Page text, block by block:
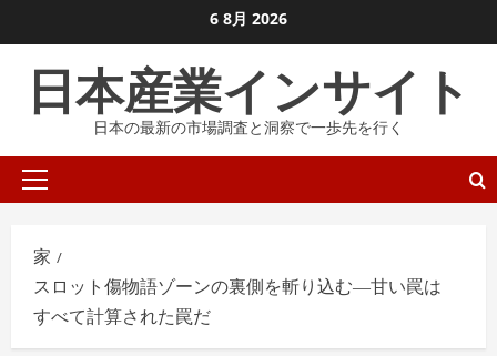
ン
に
ま
6 8月 2026
日本産業インサイト
日本の最新の市場調査と洞察で一歩先を行く
プ
イ
メ
家
スロット傷物語ゾーンの裏側を斬り込む―甘い罠は
すべて計算された罠だ